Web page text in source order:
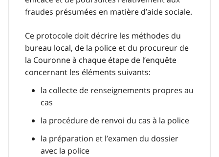
fraudes présumées en matière d’aide sociale.
Ce protocole doit décrire les méthodes du
bureau local, de la police et du procureur de
la Couronne à chaque étape de l’enquête
concernant les éléments suivants:
la collecte de renseignements propres au
cas
la procédure de renvoi du cas à la police
la préparation et l’examen du dossier
avec la police